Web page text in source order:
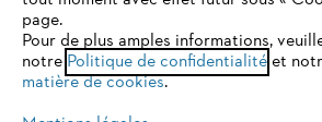
Politique de protection des données
Mentions légales Utilisation des
peuvent fonctionner correctement. Pour
optimale de notre site, nous vous
l'un des navigateurs suivants :
page.
Pour de plus amples informations,
notre Politique de confidentialitéet
matière de cookies.